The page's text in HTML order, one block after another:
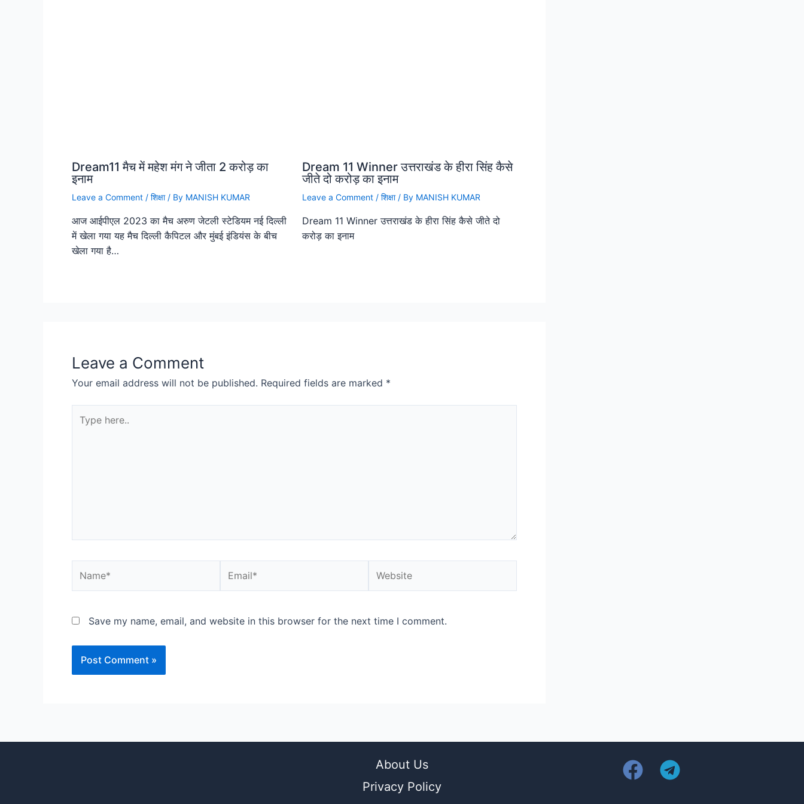
Dream11 मैच में महेश मंग ने जीता 2 करोड़ का
इनाम
Leave a Comment / शिक्षा/ By MANISH KUMAR
आज आईपीएल 2023 का मैच अरुण जेटली स्टेडियम नई दिल्ली
में खेला गया यह मैच दिल्ली कैपिटल और मुंबई इंडियंस के बीच
खेला गया है…
Dream 11 Winner उत्तराखंड के हीरा सिंह कैसे
जीते दो करोड़ का इनाम
Leave a Comment/ शिक्षा/ By MANISH KUMAR
Dream 11 Winner उत्तराखंड के हीरा सिंह कैसे जीते दो
करोड़ का इनाम
Leave a Comment
Your email address will not be published. Required fields are marked *
here..
Save my name, email, and website in this browser for the next time I comment.
About Us
Privacy Policy